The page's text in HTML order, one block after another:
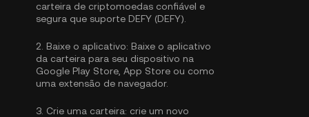
carteira de criptomoedas confiável e
segura que suporte DEFY (DEFY).
2. Baixe o aplicativo: Baixe o aplicativo
da carteira para seu dispositivo na
Google Play Store, App Store ou como
uma extensão de navegador.
3. Crie uma carteira: crie um novo